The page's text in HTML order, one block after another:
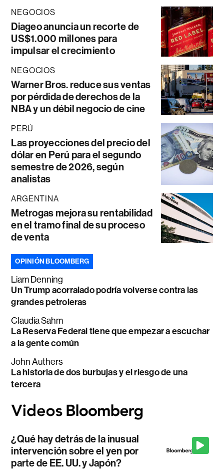
NEGOCIOS
Diageo anuncia un recorte de
US$1.000 millones para
impulsar el crecimiento
NEGOCIOS
Warner Bros. reduce sus ventas
por pérdida de derechos de la
NBA y un débil negocio de cine
PERÚ
Las proyecciones del precio del
dólar en Perú para el segundo
semestre de 2026, según
analistas
ARGENTINA
Metrogas mejora su rentabilidad
en el tramo final de su proceso
de venta
OPINIÓN BLOOMBERG
Liam Denning
Un Trump acorralado podría volverse contra las
grandes petroleras
Claudia Sahm
La Reserva Federal tiene que empezar a escuchar
a la gente común
John Authers
La historia de dos burbujas y el riesgo de una
tercera
¿Qué hay detrás de la inusual
intervención sobre el yen por
parte de EE. UU. y Japón?